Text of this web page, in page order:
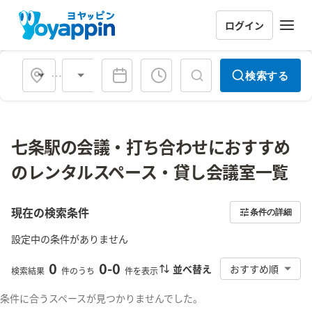
ログイン
会場タイプ 検索する
七条駅の会議・打ち合わせにおすすめ
のレンタルスペース・貸し会議室一覧
現在の検索条件 条件の詳細
設定中の条件がありません
検索結果 0 件のうち 0-0 件を表示 並べ替え おすすめ順
条件に合うスペースが見つかりませんでした。